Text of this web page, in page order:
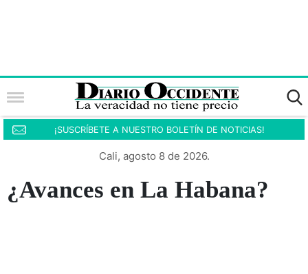
¡SUSCRÍBETE A NUESTRO BOLETÍN DE NOTICIAS!
Cali, agosto 8 de 2026.
¿Avances en La Habana?